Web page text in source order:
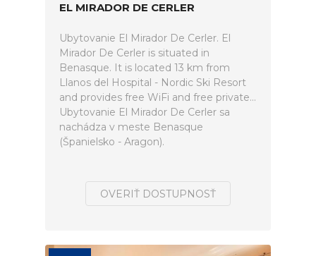
EL MIRADOR DE CERLER
Ubytovanie El Mirador De Cerler. El
Mirador De Cerler is situated in
Benasque. It is located 13 km from
Llanos del Hospital - Nordic Ski Resort
and provides free WiFi and free private...
Ubytovanie El Mirador De Cerler sa
nachádza v meste Benasque
(Španielsko - Aragon).
OVERIŤ DOSTUPNOSŤ